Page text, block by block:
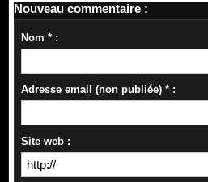
Nouveau commentaire :
Nom * :
Adresse email (non publiée) * :
Site web :